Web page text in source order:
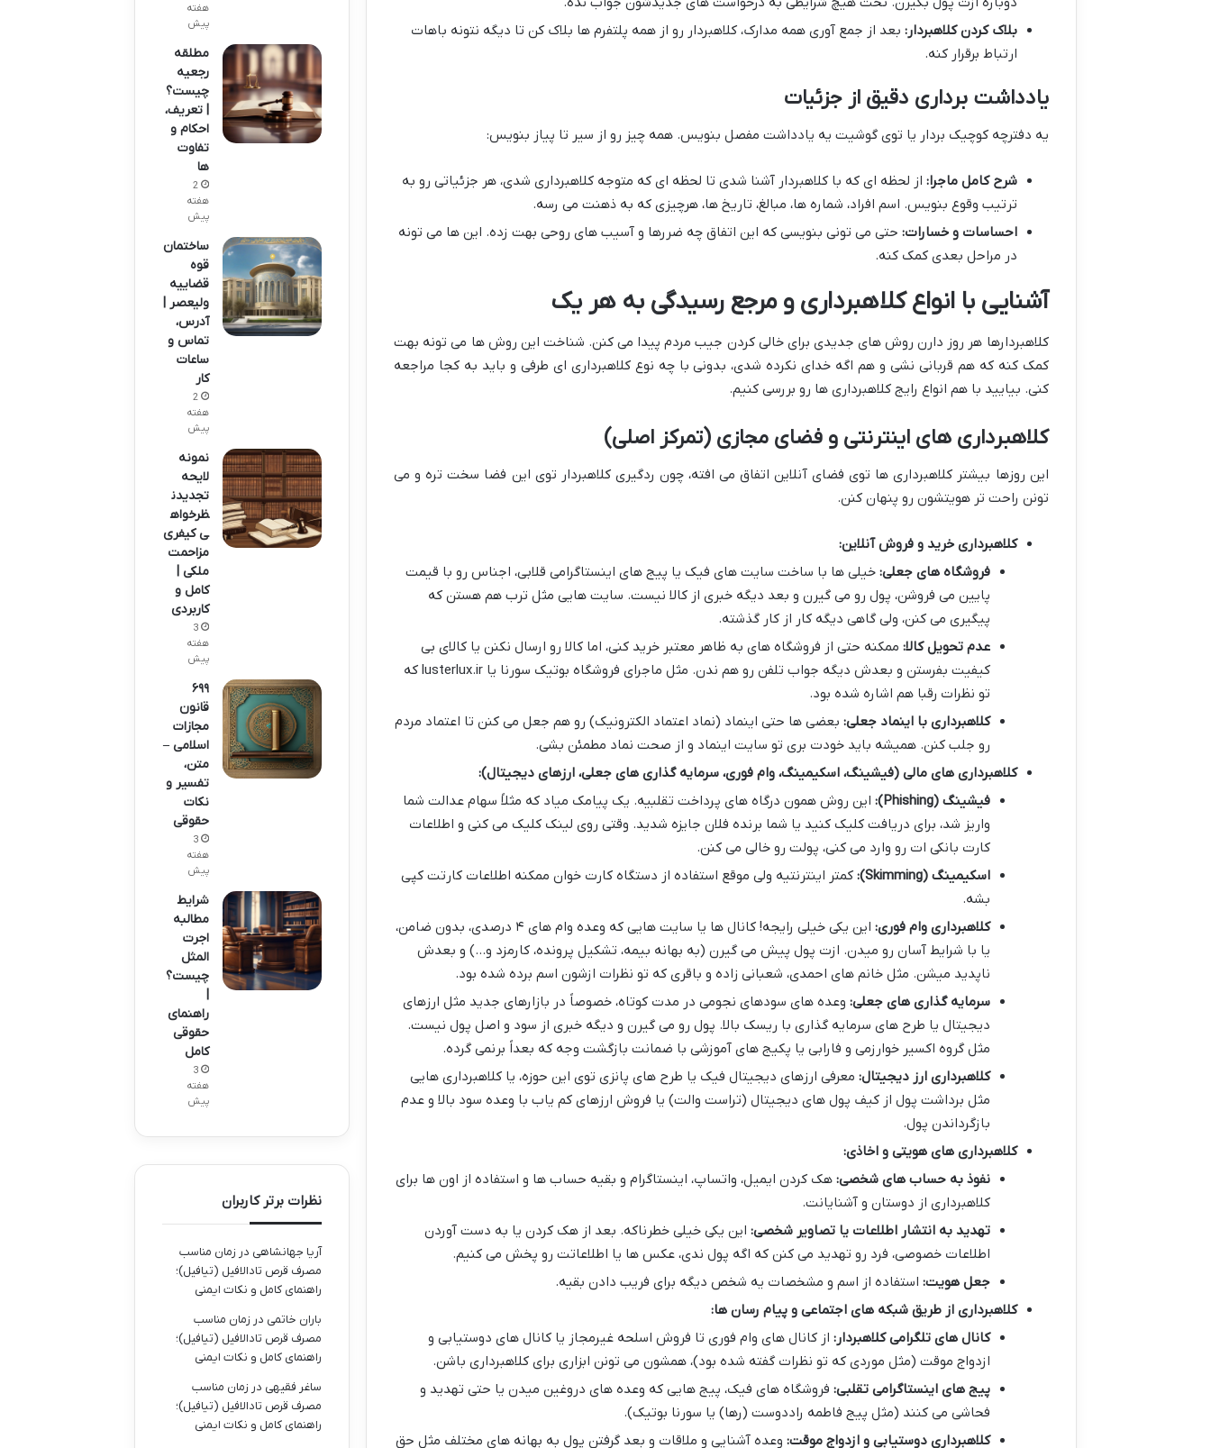
بلاک کردن کلاهبردار: بعد از جمع آوری همه مدارک، کلاهبردار رو از همه پلتفرم ها بلاک کن تا دیگه نتونه باهات
ارتباط برقرار کنه.
یادداشت برداری دقیق از جزئیات
یه دفترچه کوچیک بردار یا توی گوشیت یه یادداشت مفصل بنویس. همه چیز رو از سیر تا پیاز بنویس:
شرح کامل ماجرا: از لحظه ای که با کلاهبردار آشنا شدی تا لحظه ای که متوجه کلاهبرداری شدی، هر جزئیاتی رو به
ترتیب وقوع بنویس. اسم افراد، شماره ها، مبالغ، تاریخ ها، هرچیزی که به ذهنت می رسه.
احساسات و خسارات: حتی می تونی بنویسی که این اتفاق چه ضررها و آسیب های روحی بهت زده. این ها می تونه
در مراحل بعدی کمک کنه.
آشنایی با انواع کلاهبرداری و مرجع رسیدگی به هر یک
کلاهبردارها هر روز دارن روش های جدیدی برای خالی کردن جیب مردم پیدا می کنن. شناخت این روش ها می تونه بهت
کمک کنه که هم قربانی نشی و هم اگه خدای نکرده شدی، بدونی با چه نوع کلاهبرداری ای طرفی و باید به کجا مراجعه
کنی. بیایید با هم انواع رایج کلاهبرداری ها رو بررسی کنیم.
کلاهبرداری های اینترنتی و فضای مجازی (تمرکز اصلی)
این روزها بیشتر کلاهبرداری ها توی فضای آنلاین اتفاق می افته، چون ردگیری کلاهبردار توی این فضا سخت تره و می
تونن راحت تر هویتشون رو پنهان کنن.
کلاهبرداری خرید و فروش آنلاین:
فروشگاه های جعلی: خیلی ها با ساخت سایت های فیک یا پیج های اینستاگرامی قلابی، اجناس رو با قیمت
پایین می فروشن، پول رو می گیرن و بعد دیگه خبری از کالا نیست. سایت هایی مثل ترب هم هستن که
پیگیری می کنن، ولی گاهی دیگه کار از کار گذشته.
عدم تحویل کالا: ممکنه حتی از فروشگاه های به ظاهر معتبر خرید کنی، اما کالا رو ارسال نکنن یا کالای بی
کیفیت بفرستن و بعدش دیگه جواب تلفن رو هم ندن. مثل ماجرای فروشگاه بوتیک سورنا یا lusterlux.ir که
تو نظرات رقبا هم اشاره شده بود.
کلاهبرداری با اینماد جعلی: بعضی ها حتی اینماد (نماد اعتماد الکترونیک) رو هم جعل می کنن تا اعتماد مردم
رو جلب کنن. همیشه باید خودت بری تو سایت اینماد و از صحت نماد مطمئن بشی.
کلاهبرداری های مالی (فیشینگ، اسکیمینگ، وام فوری، سرمایه گذاری های جعلی، ارزهای دیجیتال):
فیشینگ (Phishing):
این روش همون درگاه های پرداخت تقلبیه. یک پیامک میاد که مثلاً سهام عدالت شما
واریز شد، برای دریافت کلیک کنید یا شما برنده فلان جایزه شدید. وقتی روی لینک کلیک می کنی و اطلاعات
کارت بانکی ات رو وارد می کنی، پولت رو خالی می کنن.
اسکیمینگ (Skimming):
کمتر اینترنتیه ولی موقع استفاده از دستگاه کارت خوان ممکنه اطلاعات کارتت کپی
بشه.
کلاهبرداری وام فوری:
این یکی خیلی رایجه! کانال ها یا سایت هایی که وعده وام های ۴ درصدی، بدون ضامن،
یا با شرایط آسان رو میدن. ازت پول پیش می گیرن (به بهانه بیمه، تشکیل پرونده، کارمزد و…) و بعدش
ناپدید میشن. مثل خانم های احمدی، شعبانی زاده و باقری که تو نظرات ازشون اسم برده شده بود.
سرمایه گذاری های جعلی: وعده های سودهای نجومی در مدت کوتاه، خصوصاً در بازارهای جدید مثل ارزهای
دیجیتال یا طرح های سرمایه گذاری با ریسک بالا. پول رو می گیرن و دیگه خبری از سود و اصل پول نیست.
مثل گروه اکسیر خوارزمی و فارابی یا پکیج های آموزشی با ضمانت بازگشت وجه که بعداً برنمی گرده.
کلاهبرداری ارز دیجیتال: معرفی ارزهای دیجیتال فیک یا طرح های پانزی توی این حوزه، یا کلاهبرداری هایی
مثل برداشت پول از کیف پول های دیجیتال (تراست والت) یا فروش ارزهای کم یاب با وعده سود بالا و عدم
بازگرداندن پول.
کلاهبرداری های هویتی و اخاذی:
نفوذ به حساب های شخصی: هک کردن ایمیل، واتساپ، اینستاگرام و بقیه حساب ها و استفاده از اون ها برای
کلاهبرداری از دوستان و آشنایانت.
تهدید به انتشار اطلاعات یا تصاویر شخصی: این یکی خیلی خطرناکه. بعد از هک کردن یا به دست آوردن
اطلاعات خصوصی، فرد رو تهدید می کنن که اگه پول ندی، عکس ها یا اطلاعاتت رو پخش می کنیم.
جعل هویت: استفاده از اسم و مشخصات یه شخص دیگه برای فریب دادن بقیه.
کلاهبرداری از طریق شبکه های اجتماعی و پیام رسان ها:
کانال های تلگرامی کلاهبردار: از کانال های وام فوری تا فروش اسلحه غیرمجاز یا کانال های دوستیابی و
ازدواج موقت (مثل موردی که تو نظرات گفته شده بود)، همشون می تونن ابزاری برای کلاهبرداری باشن.
پیج های اینستاگرامی تقلبی: فروشگاه های فیک، پیج هایی که وعده های دروغین میدن یا حتی تهدید و
فحاشی می کنند (مثل پیج فاطمه راددوست (رها) یا سورنا بوتیک).
کلاهبرداری دوستیابی و ازدواج موقت: وعده آشنایی و ملاقات و بعد گرفتن پول به بهانه های مختلف مثل حق
هفته
پیش
مطلقه
رجعیه
چیست؟
| تعریف،
احکام و
تفاوت
ها
2
هفته
پیش
ساختمان
قوه
قضاییه
ولیعصر |
آدرس،
تماس و
ساعات
کار
2
هفته
پیش
نمونه
لایحه
تجدیدن
ظرخواه
ی کیفری
مزاحمت
ملکی |
کامل و
کاربردی
3
هفته
پیش
۶۹۹
قانون
مجازات
اسلامی –
متن،
تفسیر و
نکات
حقوقی
3
هفته
پیش
شرایط
مطالبه
اجرت
المثل
چیست؟
راهنمای
حقوقی
کامل
3
هفته
پیش
نظرات برتر کاربران
آریا جهانشاهی در زمان مناسب
مصرف قرص تادالافیل (تیافیل)؛
راهنمای کامل و نکات ایمنی
باران خاتمی در زمان مناسب
مصرف قرص تادالافیل (تیافیل)؛
راهنمای کامل و نکات ایمنی
ساغر فقیهی در زمان مناسب
مصرف قرص تادالافیل (تیافیل)؛
راهنمای کامل و نکات ایمنی